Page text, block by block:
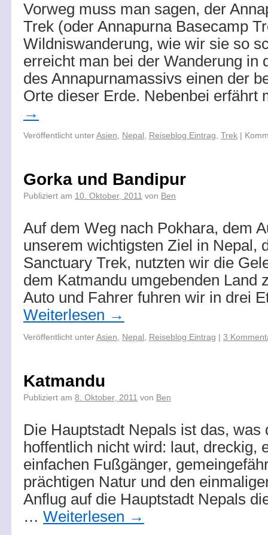
Vorweg muss man sagen, der
Trek (oder Annapurna Basecamp
Wildniswanderung, wie wir sie so
erreicht man bei der Wanderung in
des Annapurnamassivs einen der
Orte dieser Erde. Nebenbei
→
Veröffentlicht unterAsien Nepal Reiseblog Eintrag Trek |
Gorka und Bandipur
Publiziert am 10. Oktober, 2011 von Ben
Auf dem Weg nach Pokhara, dem
unserem wichtigsten Ziel in Nepal,
Sanctuary Trek, nutzten wir die
dem Katmandu umgebenden Land
Auto und Fahrer fuhren wir in drei
Weiterlesen →
Veröffentlicht unterAsien Nepal Reiseblog Eintrag | 3
Katmandu
Publiziert am 8. Oktober, 2011 von Ben
Die Hauptstadt Nepals ist das, was
hoffentlich nicht wird: laut, dreckig,
einfachen Fußgänger,
prächtigen Natur und den
Anflug auf die Hauptstadt Nepals
… Weiterlesen →